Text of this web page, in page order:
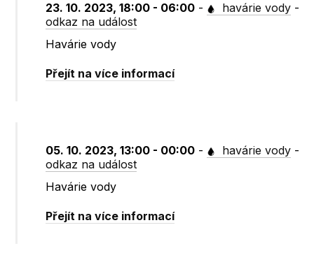
23. 10. 2023, 18:00 - 06:00 - havárie vody -
odkaz na událost
Havárie vody
Přejít na více informací
05. 10. 2023, 13:00 - 00:00 - havárie vody -
odkaz na událost
Havárie vody
Přejít na více informací